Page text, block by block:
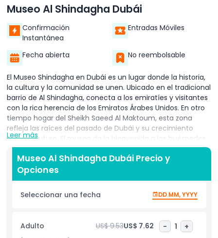
Museo Al Shindagha Dubái
Confirmación
Instantánea
Entradas Móviles
Fecha abierta No reembolsable
El Museo Shindagha en Dubái es un lugar donde la historia,
la cultura y la comunidad se unen. Ubicado en el tradicional
barrio de Al Shindagha, conecta a los emiratíes y visitantes
con la rica herencia de los Emiratos Árabes Unidos. En otro
tiempo hogar del Sheikh Saeed Al Maktoum, esta zona
refleja las raíces del pasado de Dubái y su crecimiento
hacia el futuro. El museo da la bienvenida a los huéspedes
con un Centro de Bienvenida amigable que ofrece
orientación, información sobre eventos, tours y
espectáculos teatrales. El personal está siempre listo para
ayudar con horarios, accesibilidad y preguntas generales
para hacer que cada visita sea fácil y agradable. Un
sistema de venta de entradas fluido también garantiza que
interior, los visitantes descubren cómo las tradiciones, la
hospitalidad y la resiliencia emiratíes han moldeado la
Leer más
Museo Al Shindagha Dubái Precio y
Opciones
Seleccionar una fecha DD MM, YYYY
Adulto US$ 9.53US$ 7.62 - 1 +